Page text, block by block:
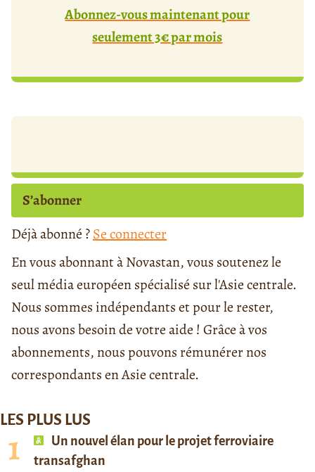
Abonnez-vous maintenant pour
seulement 3€ par mois
S’abonner
Déjà abonné ?Se connecter
En vous abonnant à Novastan, vous soutenez le
seul média européen spécialisé sur l'Asie centrale.
Nous sommes indépendants et pour le rester,
nous avons besoin de votre aide ! Grâce à vos
abonnements, nous pouvons rémunérer nos
correspondants en Asie centrale.
LES PLUS LUS
Un nouvel élan pour le projet ferroviaire
transafghan